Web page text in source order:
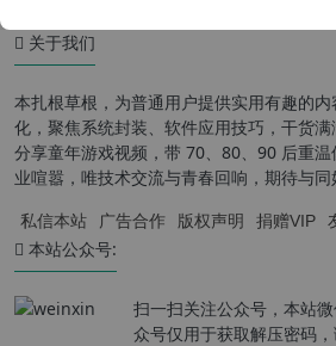
关于我们
本扎根草根，为普通用户提供实用有趣的
化，聚焦系统封装、软件应用技巧，干货
分享童年游戏视频，带 70、80、90 后重
业喧嚣，唯技术交流与青春回响，期待与同
私信本站 广告合作 版权声明 捐赠VIP
本站公众号:
扫一扫关注公众号，本站
众号仅用于获取解压密码